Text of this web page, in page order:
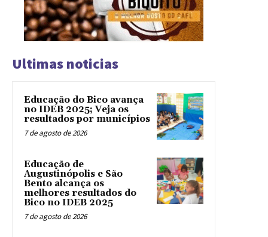
Ultimas noticias
Educação do Bico avança
no IDEB 2025; Veja os
resultados por municípios
7 de agosto de 2026
Educação de
Augustinópolis e São
Bento alcança os
melhores resultados do
Bico no IDEB 2025
7 de agosto de 2026